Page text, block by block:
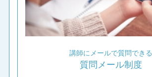
講師にメールで質問できる
質問メール制度